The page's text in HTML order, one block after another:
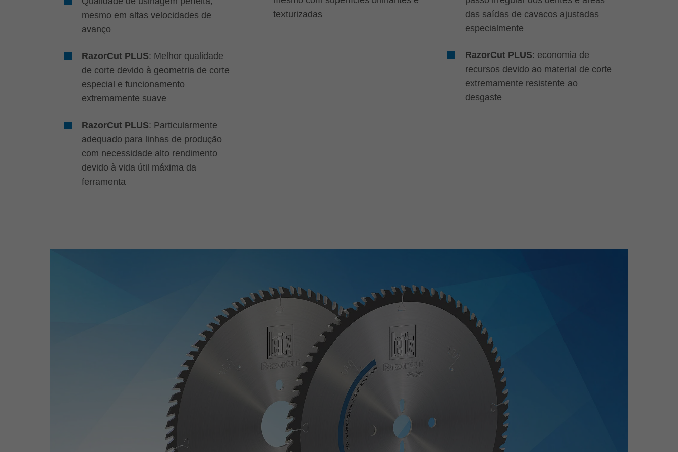
mesmo em altas velocidades de
avanço
RazorCut PLUS: Melhor qualidade
de corte devido à geometria de corte
especial e funcionamento
extremamente suave
RazorCut PLUS: Particularmente
adequado para linhas de produção
com necessidade alto rendimento
devido à vida útil máxima da
ferramenta
texturizadas
das saídas de cavacos ajustadas
especialmente
RazorCut PLUS: economia de
recursos devido ao material de corte
extremamente resistente ao
desgaste